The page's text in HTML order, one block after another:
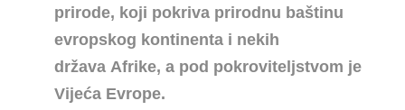
prirode, koji pokriva prirodnu baštinu
evropskog kontinenta i nekih
država Afrike, a pod pokroviteljstvom je
Vijeća Evrope.